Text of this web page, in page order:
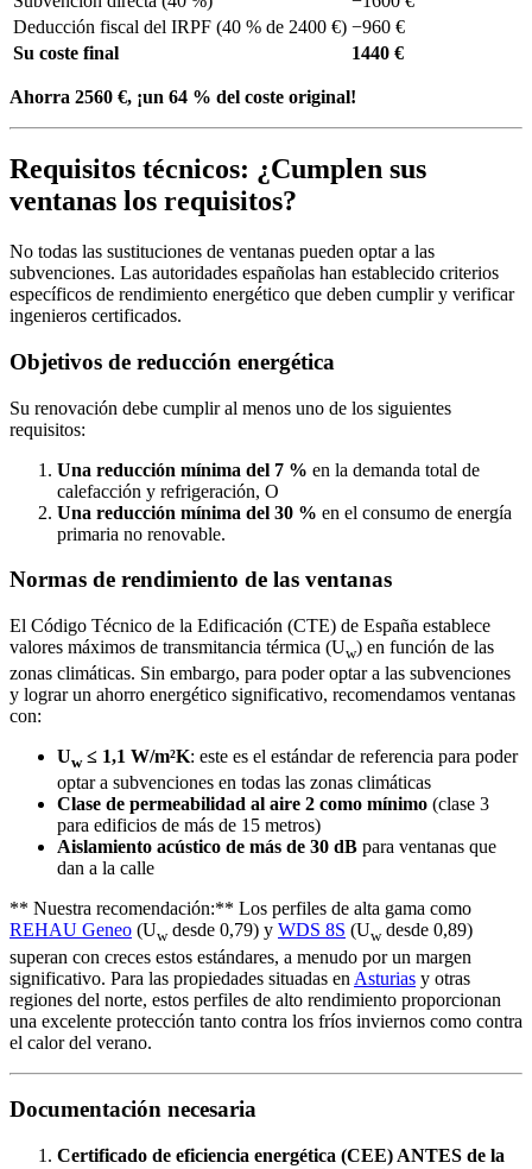
Deducción fiscal del IRPF (40 % de 2400 €) −960 €
Su coste final
1440 €
Ahorra 2560 €, ¡un 64 % del coste original!
Requisitos técnicos: ¿Cumplen sus
ventanas los requisitos?
No todas las sustituciones de ventanas pueden optar a las
subvenciones. Las autoridades españolas han establecido criterios
específicos de rendimiento energético que deben cumplir y verificar
ingenieros certificados.
Objetivos de reducción energética
Su renovación debe cumplir al menos uno de los siguientes
requisitos:
Una reducción mínima del 7 % en la demanda total de
calefacción y refrigeración, O
Una reducción mínima del 30 % en el consumo de energía
primaria no renovable.
Normas de rendimiento de las ventanas
El Código Técnico de la Edificación (CTE) de España establece
valores máximos de transmitancia térmica (Uw) en función de las
zonas climáticas. Sin embargo, para poder optar a las subvenciones
y lograr un ahorro energético significativo, recomendamos ventanas
con:
Uw≤ 1,1 W/m²K: este es el estándar de referencia para poder
optar a subvenciones en todas las zonas climáticas
Clase de permeabilidad al aire 2 como mínimo (clase 3
para edificios de más de 15 metros)
Aislamiento acústico de más de 30 dB para ventanas que
dan a la calle
** Nuestra recomendación:** Los perfiles de alta gama como
REHAU Geneo (Uwdesde 0,79) y WDS 8S (Uwdesde 0,89)
superan con creces estos estándares, a menudo por un margen
significativo. Para las propiedades situadas en Asturias y otras
regiones del norte, estos perfiles de alto rendimiento proporcionan
una excelente protección tanto contra los fríos inviernos como contra
el calor del verano.
Documentación necesaria
Certificado de eficiencia energética (CEE) ANTES de la